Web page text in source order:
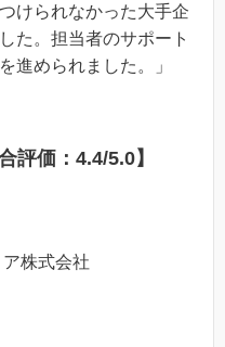
けられなかった大手企
た。担当者のサポート
進められました。」
評価：4.4/5.0】
ア株式会社